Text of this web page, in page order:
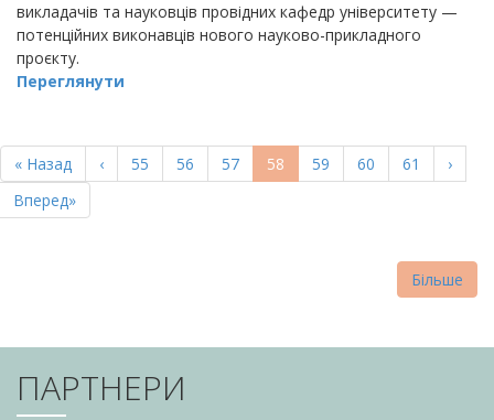
викладачів та науковців провідних кафедр університету —
потенційних виконавців нового науково-прикладного
проєкту.
Переглянути
НА
СТОРІНКИ
Перша
сторінка
« Назад
Попередня
сторінка
‹ Page
55 Page
56 Page
57
Поточна
сторінка
58 Page
59 Page
60 Page
61
›
Остання
сторінка
Вперед»
Більше
ПАРТНЕРИ